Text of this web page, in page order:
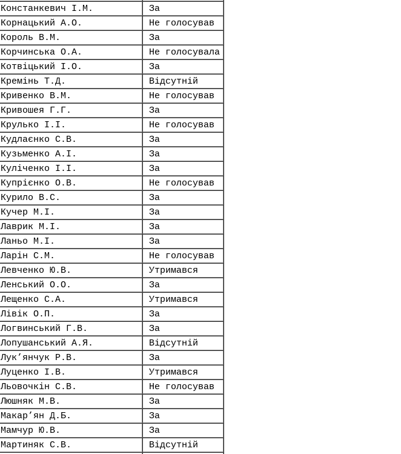
Констанкевич І.М.
За
Корнацький А.О.
Не голосував
Король В.М.
За
Корчинська О.А.
Не голосувала
Котвіцький І.О.
За
Кремінь Т.Д.
Відсутній
Кривенко В.М.
Не голосував
Кривошея Г.Г.
За
Крулько І.І.
Не голосував
Кудлаєнко С.В.
За
Кузьменко А.І.
За
Куліченко І.І.
За
Купрієнко О.В.
Не голосував
Курило В.С.
За
Кучер М.І.
За
Лаврик М.І.
За
Ланьо М.І.
За
Ларін С.М.
Не голосував
Левченко Ю.В.
Утримався
Ленський О.О.
За
Лещенко С.А.
Утримався
Лівік О.П.
За
Логвинський Г.В.
За
Лопушанський А.Я.
Відсутній
Лук’янчук Р.В.
За
Луценко І.В.
Утримався
Льовочкін С.В.
Не голосував
Люшняк М.В.
За
Макар’ян Д.Б.
За
Мамчур Ю.В.
За
Мартиняк С.В.
Відсутній